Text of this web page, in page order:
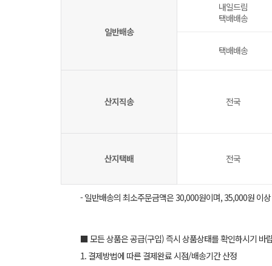
일반배송
내일드림
택배배송
택배배송
산지직송 전국
산지택배 전국
- 일반배송의 최소주문금액은 30,000원이며, 35,000원 이
■ 모든 상품은 공급(구입) 즉시 상품상태를 확인하시기 바
1. 결제방법에 따른 결제완료 시점/배송기간 산정